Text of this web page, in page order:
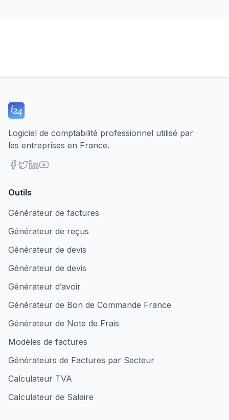
Logiciel de comptabilité professionnel utilisé par
les entreprises en France.
Outils
Générateur de factures
Générateur de reçus
Générateur de devis
Générateur de devis
Générateur d’avoir
Générateur de Bon de Commande France
Générateur de Note de Frais
Modèles de factures
Générateurs de Factures par Secteur
Calculateur TVA
Calculateur de Salaire